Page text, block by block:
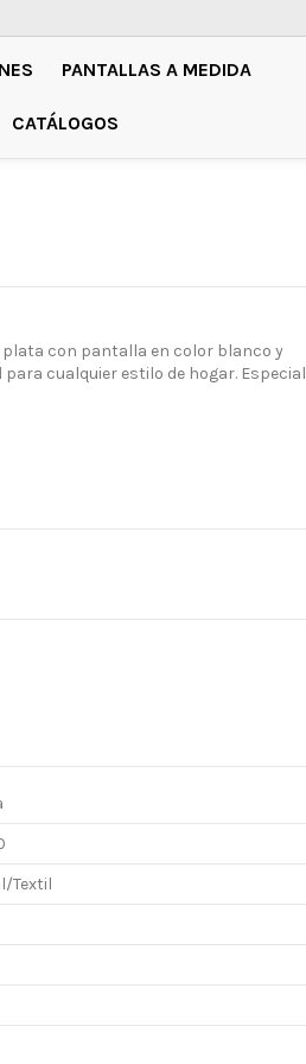
PANTALLAS A MEDIDA
CATÁLOGOS
plata con pantalla en color blanco y
cualquier estilo de hogar. Especial
Textil